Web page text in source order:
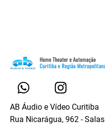
AB Áudio e Vídeo Curitiba
Rua Nicarágua, 962 - Salas